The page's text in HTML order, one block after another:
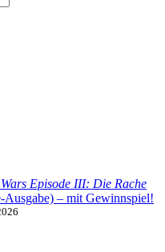
Episode III: Die Rache
Ausgabe) – mit Gewinnspiel!